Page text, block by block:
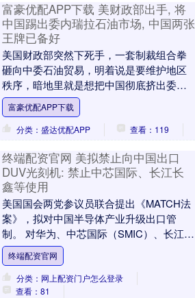
富豪优配APP下载 美财政部出手, 将
中国踢出委内瑞拉石油市场, 中国两张
王牌已备好
美国财政部突然下死手，一套制裁组合拳
砸向中委石油贸易，明着说是要维护地区
秩序，暗地里就是想把中国彻底挤出委内
瑞拉石油市场，断了中国这条关键的重油
供应线。不少人都....
富豪优配APP下载
分类：盛达优配APP
查看：119
终端配资官网 美拟禁止向中国出口
DUV光刻机: 禁止中芯国际、长江长
鑫等使用
美国国会两党参议员联合提出《MATCH法
案》，拟对中国半导体产业升级出口管
制。 对华为、中芯国际（SMIC）、长江存
储（YMTC）、长鑫存储（CXMT）、华虹
半....
终端配资官网
分类：网上配资门户怎么登录
查看：81